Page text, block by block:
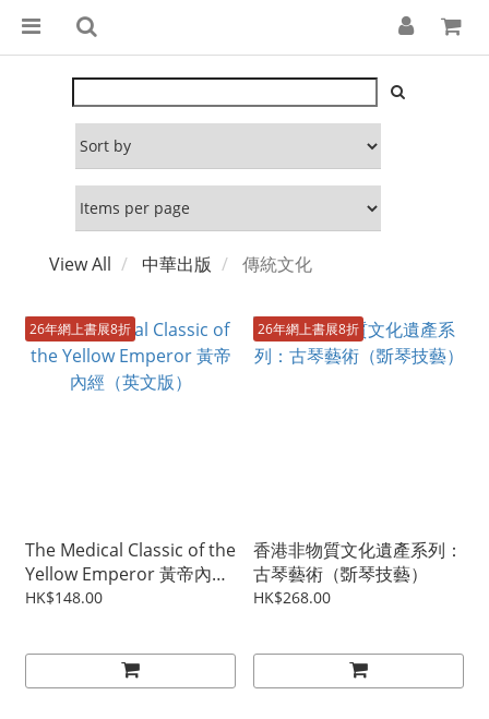
View All 中華出版 傳統文化
26年網上書展8折
The Medical Classic of the
Yellow Emperor 黃帝內經
（英文版）
HK$148.00
26年網上書展8折
香港非物質文化遺產系列：
古琴藝術（斲琴技藝）
HK$268.00